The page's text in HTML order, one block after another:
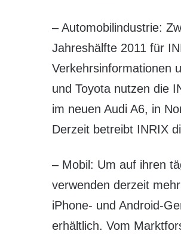
– Automobilindustrie:
Jahreshälfte 2011 für
Verkehrsinformationen
und Toyota nutzen die
im neuen Audi A6, in
Derzeit betreibt INRIX
– Mobil: Um auf ihren
verwenden derzeit
iPhone- und Android-
erhältlich. Vom